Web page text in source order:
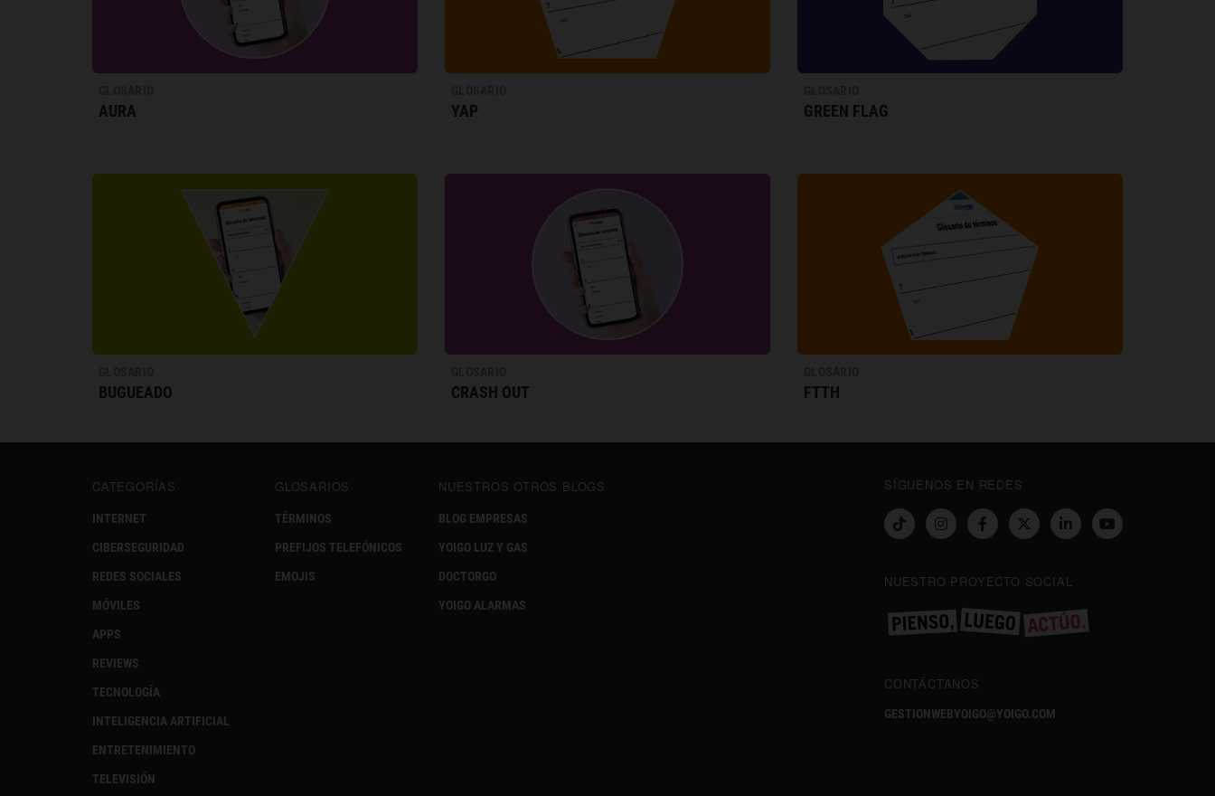
AURA YAP GREEN FLAG
BUGUEADO CRASH OUT FTTH
CATEGORÍAS
INTERNET
CIBERSEGURIDAD
REDES SOCIALES
MÓVILES
APPS
REVIEWS
TECNOLOGÍA
INTELIGENCIA ARTIFICIAL
ENTRETENIMIENTO
TELEVISIÓN
GLOSARIOS
TÉRMINOS
PREFIJOS TELEFÓNICOS
EMOJIS
NUESTROS OTROS BLOGS
BLOG EMPRESAS
YOIGO LUZ Y GAS
DOCTORGO
YOIGO ALARMAS
SÍGUENOS EN REDES
NUESTRO PROYECTO SOCIAL
CONTÁCTANOS
GESTIONWEBYOIGO@YOIGO.COM